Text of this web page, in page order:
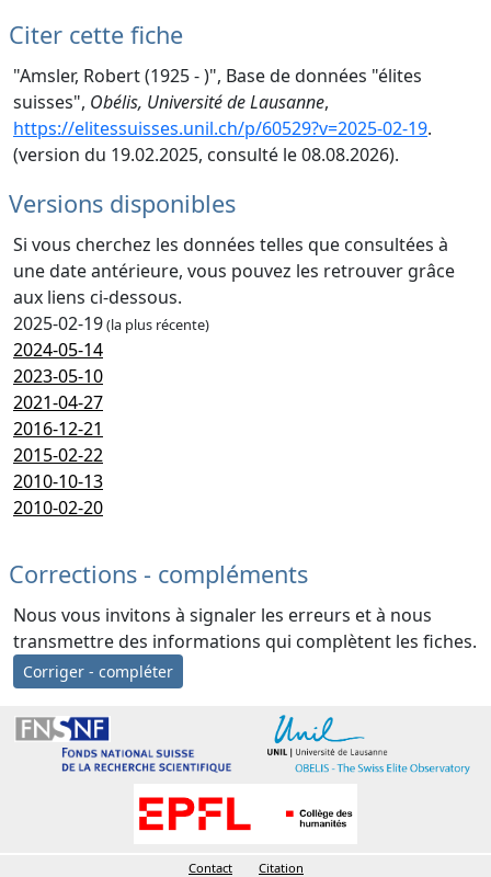
Citer cette fiche
"Amsler, Robert (1925 - )", Base de données "élites
suisses", Obélis, Université de Lausanne,
https://elitessuisses.unil.ch/p/60529?v=2025-02-19.
(version du 19.02.2025, consulté le 08.08.2026).
Versions disponibles
Si vous cherchez les données telles que consultées à
une date antérieure, vous pouvez les retrouver grâce
aux liens ci-dessous.
2025-02-19(la plus récente)
2024-05-14
2023-05-10
2021-04-27
2016-12-21
2015-02-22
2010-10-13
2010-02-20
Corrections - compléments
Nous vous invitons à signaler les erreurs et à nous
transmettre des informations qui complètent les fiches.
Corriger - compléter
Contact Citation